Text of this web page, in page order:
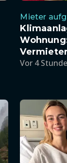
Mieter
Vor 4